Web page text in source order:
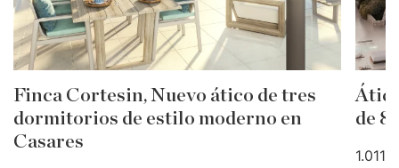
Finca Cortesin, Nuevo ático de tres
dormitorios de estilo moderno en
Casares
de